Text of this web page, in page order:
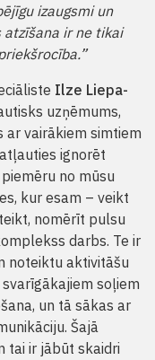
izaugsmi un
atzīšana ir ne tikai
Ilze Liepa-
uzņēmums,
vairākiem simtiem
ignorēt
no mūsu
kur esam – veikt
nomērīt pulsu
darbs. Te ir
noteiktu aktivitāšu
soļiem
un tā sākas ar
Šajā
tai ir jābūt skaidri